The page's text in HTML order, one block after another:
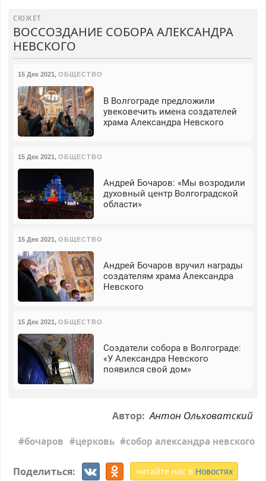
СЮЖЕТ
ВОССОЗДАНИЕ СОБОРА АЛЕКСАНДРА
НЕВСКОГО
15 Дек 2021 , ОБЩЕСТВО
В Волгограде предложили
увековечить имена создателей
храма Александра Невского
15 Дек 2021, ОБЩЕСТВО
Андрей Бочаров: «Мы возродили
духовный центр Волгоградской
области»
15 Дек 2021, ОБЩЕСТВО
Андрей Бочаров вручил награды
создателям храма Александра
Невского
15 Дек 2021, ОБЩЕСТВО
Создатели собора в Волгограде:
«У Александра Невского
появился свой дом»
Автор: Антон Ольховатский
бочаров церковь собор александра невского
Поделиться: читайте нас в Новостях